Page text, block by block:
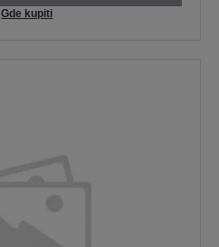
Gde kupiti